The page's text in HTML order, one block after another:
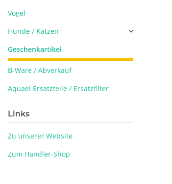
Vögel
Hunde / Katzen
Geschenkartikel
B-Ware / Abverkauf
Aquael Ersatzteile / Ersatzfilter
Links
Zu unserer Website
Zum Händler-Shop